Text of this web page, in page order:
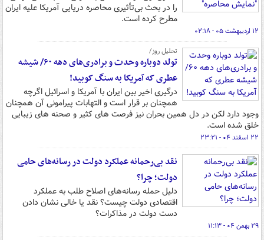
را در بحث بی‌تأثیری محاصره دریایی آمریکا علیه ایران
مطرح کرده است.
۱۲ اردیبهشت ۰۵ - ۰۲:۱۸
تحلیل روز/
تولد دوباره وحدت و برادری‌های دهه ۶۰/ شیشه
عطری که آمریکا به سنگ کوبید!
درگیری اخیر بین ایران با آمریکا و اسرائیل اگرچه
همچنان بر قرار است و التهابات پیرامونی آن همچنان
وجود دارد لکن در دل همین بحران نیز فرصت های کثیر و صحنه های زیبایی
خلق شده است.
۲۲ اسفند ۰۴ - ۲۳:۲۱
نقد بی‌رحمانه عملکرد دولت در رسانه‌های حامی
دولت؛ چرا؟
دلیل حمله رسانه‌های اصلاح طلب به عملکرد
اقتصادی دولت چیست؟ نقد یا خالی نشان دادن
دست دولت در مذاکرات؟
۲۹ بهمن ۰۴ - ۱۱:۱۳